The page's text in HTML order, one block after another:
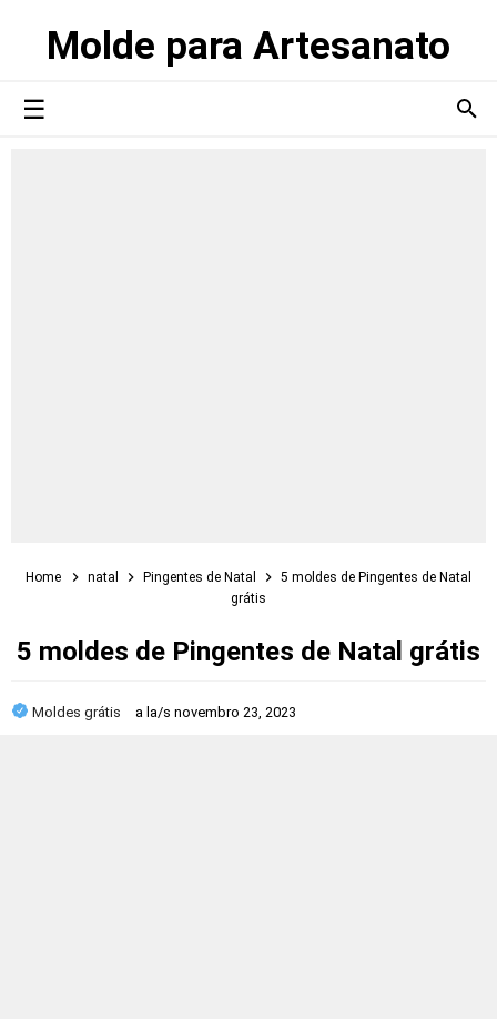
Molde para Artesanato
Home natal Pingentes de Natal
5 moldes de Pingentes de Natal
grátis
5 moldes de Pingentes de Natal grátis
Moldes grátis a la/s novembro 23, 2023